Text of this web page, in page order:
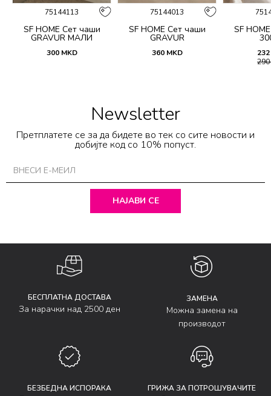
75144113
SF HOME Сет чаши
GRAVUR МАЛИ
300 MKD
75144013
SF HOME Сет чаши
GRAVUR
360 MKD
SF
232
290
Newsletter
Претплатете се за да бидете во тек со сите новости и
добијте код со 10% попуст.
НАЈАВИ СЕ
БЕСПЛАТНА ДОСТАВА
За нарачки над 2500 ден
ЗАМЕНА
Можна замена на
производот
БЕЗБЕДНА ИСПОРАКА ГРИЖА ЗА ПОТРОШУВАЧИТЕ